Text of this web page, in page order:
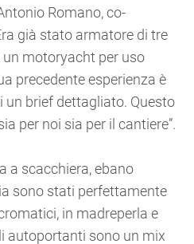
Romano, co-
già stato armatore di tre
motoryacht per uso
precedente esperienza è
brief dettagliato. Questo
per noi sia per il cantiere”.
a scacchiera, ebano
sono stati perfettamente
in madreperla e
autoportanti sono un mix